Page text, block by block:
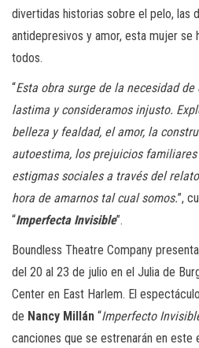
divertidas historias sobre el pelo, las
antidepresivos y amor, esta mujer se
todos.
“Esta obra surge de la necesidad
lastima y consideramos injusto.
belleza y fealdad, el amor, la
autoestima, los prejuicios
estigmas sociales a través del
hora de amarnos tal cual somos.”,
“Imperfecta Invisible”.
Boundless Theatre Company
del 20 al 23 de julio en el Julia de
Center en East Harlem. El
de Nancy Millán “Imperfecto
canciones que se estrenarán en este